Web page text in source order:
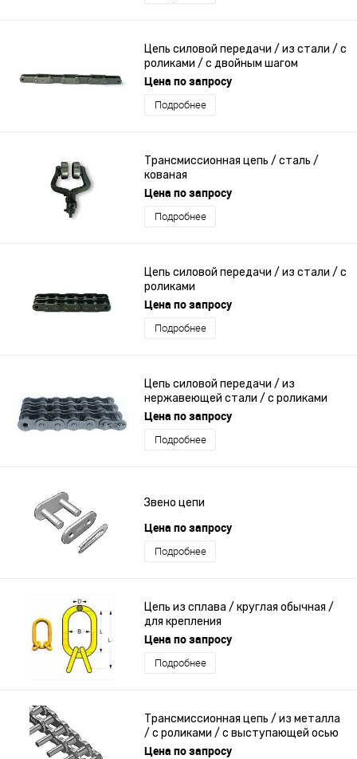
Цепь силовой передачи / из стали / с
роликами / с двойным шагом
Цена по запросу
Подробнее
Трансмиссионная цепь / сталь /
кованая
Цена по запросу
Подробнее
Цепь силовой передачи / из стали / с
роликами
Цена по запросу
Подробнее
Цепь силовой передачи / из
нержавеющей стали / с роликами
Цена по запросу
Подробнее
Звено цепи
Цена по запросу
Подробнее
Цепь из сплава / круглая обычная /
для крепления
Цена по запросу
Подробнее
Трансмиссионная цепь / из металла
/ с роликами / с выступающей осью
Цена по запросу